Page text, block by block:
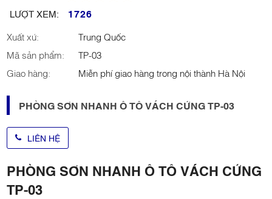
LƯỢT XEM:
1726
Xuất xứ:
Trung Quốc
Mã sản phẩm:
TP-03
Giao hàng:
Miễn phí giao hàng trong nội thành Hà Nội
PHÒNG SƠN NHANH Ô TÔ VÁCH CỨNG TP-03
LIÊN HỆ
PHÒNG SƠN NHANH Ô TÔ VÁCH CỨNG
TP-03